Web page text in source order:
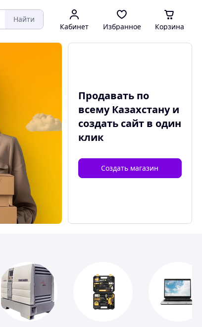
Найти
Кабинет Избранное Корзина
Продавать по
всему Казахстану и
создать сайтв один
клик
Создать магазин